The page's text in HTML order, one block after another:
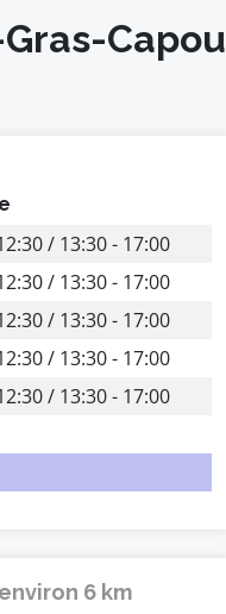
Capou
/ 13:30 - 17:00
/ 13:30 - 17:00
/ 13:30 - 17:00
/ 13:30 - 17:00
/ 13:30 - 17:00
6 km